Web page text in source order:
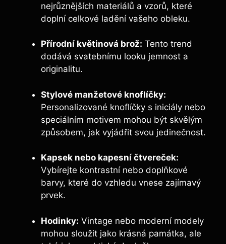
nejrůznějších materiálů a vzorů, které
doplní celkové ladění vašeho obleku.
Přírodní květinová brož: Tento trend
dodává svatebnímu looku jemnost a
originalitu.
Stylové manžetové knoflíčky:
Personalizované knoflíčky s iniciály nebo
speciálním motivem mohou být skvělým
způsobem, jak vyjádřit svou jedinečnost.
Kapsek nebo kapesní čtvereček:
Vybírejte kontrastní nebo doplňkové
barvy, které do vzhledu vnese zajímavý
prvek.
Hodinky: Vintage nebo moderní modely
mohou sloužit jako krásná památka, ale